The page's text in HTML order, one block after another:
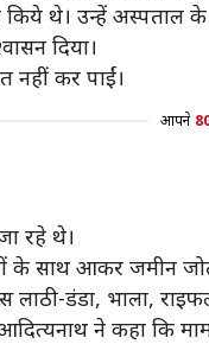
थे। उन्हें अस्पताल के
दिया।
नहीं कर पाईं।
आपने
रहे थे।
के साथ आकर जमीन
लाठी-डंडा, भाला,
ने कहा कि